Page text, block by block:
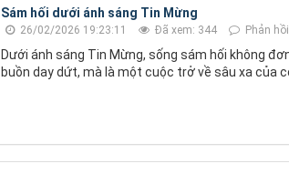
Sám hối dưới ánh sáng Tin Mừng
26/02/2026 19:23:11 Đã xem: 344 Phản
Dưới ánh sáng Tin Mừng, sống sám hối không
buồn day dứt, mà là một cuộc trở về sâu xa của